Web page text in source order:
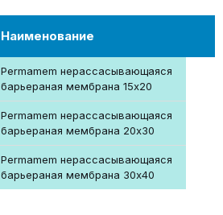
Наименование
Permamem нерассасывающаяся
барьераная мембрана 15х20
Permamem нерассасывающаяся
барьераная мембрана 20х30
Permamem нерассасывающаяся
барьераная мембрана 30х40